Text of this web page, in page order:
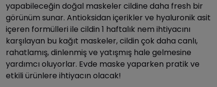
yapabileceğin doğal maskeler cildine daha fresh bir
görünüm sunar. Antioksidan içerikler ve hyaluronik asit
içeren formülleri ile cildin 1 haftalık nem ihtiyacını
karşılayan bu kağıt maskeler, cildin çok daha canlı,
rahatlamış, dinlenmiş ve yatışmış hale gelmesine
yardımcı oluyorlar. Evde maske yaparken pratik ve
etkili ürünlere ihtiyacın olacak!